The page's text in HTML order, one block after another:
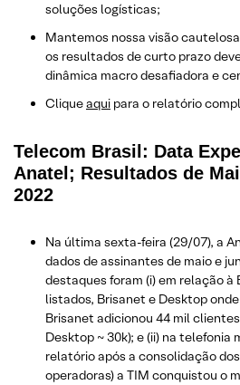
soluções logísticas;
Mantemos nossa visão
os resultados de curto prazo
dinâmica macro desafiadora e
Cliqueaqui para o relatório
Telecom Brasil: Data
Anatel; Resultados de
2022
Na última sexta-feira (29/07), a
dados de assinantes de maio e
destaques foram (i) em relação à
listados, Brisanet e Desktop
Brisanet adicionou 44 mil
Desktop ~ 30k); e (ii) na telefonia
relatório após a consolidação
operadoras) a TIM conquistou o